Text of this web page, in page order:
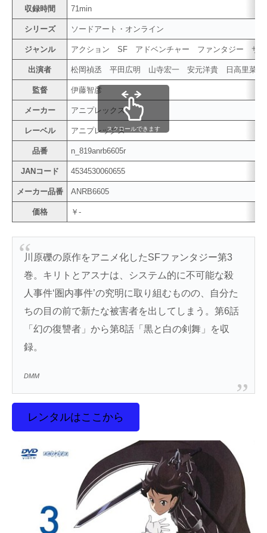
収録時間 71min
シリーズ ソードアート・オンライン
ジャンル アクション SF アドベンチャー ファンタジー サ
出演者 松岡禎丞 平田広明 山寺宏一 安元洋貴 日高里
監督 伊藤智彦
メーカー アニプレックス
レーベル アニプレックス
品番 n_819anrb6605r
JANコード 4534530060655
メーカー品番 ANRB6605
価格 ￥-
スクロールできます
川原礫の原作をアニメ化したSFファンタジー第3
巻。キリトとアスナは、システム的に不可能な殺
人事件‘圏内事件’の究明に取り組むものの、自分た
ちの目の前で新たな被害者を出してしまう。第6話
「幻の復讐者」から第8話「黒と白の剣舞」を収
録。
DMM
レンタルはここから